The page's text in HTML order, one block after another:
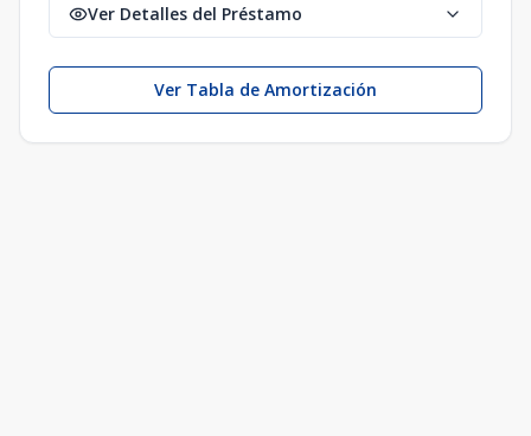
Ver Detalles del Préstamo
Ver Tabla de Amortización